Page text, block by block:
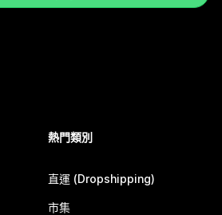
熱門類別
直運 (Dropshipping)
市集